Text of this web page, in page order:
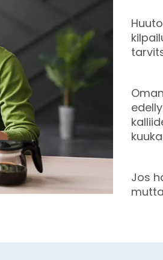
Jos